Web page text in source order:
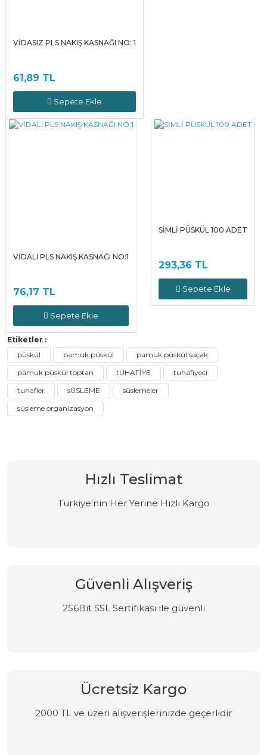
VİDASIZ PLS NAKIŞ KASNAĞI NO: 1
61,89 TL
Sepete Ekle
VİDALI PLS NAKIŞ KASNAĞI NO:1
76,17 TL
Sepete Ekle
SİMLİ PÜSKÜL 100 ADET
293,36 TL
Sepete Ekle
Etiketler :
püskül
pamuk püskül
pamuk püskül saçak
pamuk püskül toptan
tUHAFİYE
tuhafiyeci
tuhafier
sÜSLEME
süslemeler
süsleme organizasyon
Hızlı Teslimat
Türkiye'nin Her Yerine Hızlı Kargo
Güvenli Alışveriş
256Bit SSL Sertifikası ile güvenli
Ücretsiz Kargo
2000 TL ve üzeri alışverişlerinizde geçerlidir